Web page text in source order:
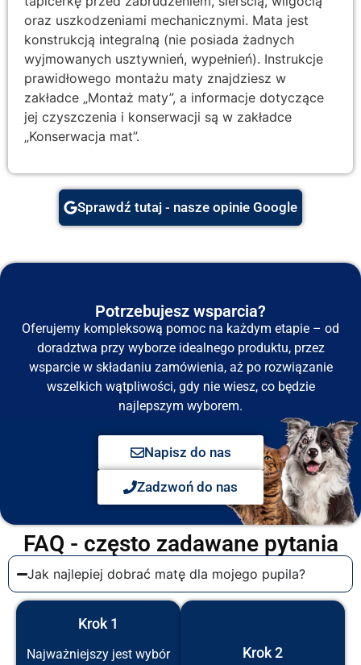
oraz uszkodzeniami mechanicznymi. Mata jest
konstrukcją integralną (nie posiada żadnych
wyjmowanych usztywnień, wypełnień). Instrukcje
prawidłowego montażu maty znajdziesz w
zakładce „Montaż maty”, a informacje dotyczące
jej czyszczenia i konserwacji są w zakładce
„Konserwacja mat”.
Sprawdź tutaj - nasze opinie Google
Potrzebujesz wsparcia?
Oferujemy kompleksową pomoc na każdym etapie – od
doradztwa przy wyborze idealnego produktu, przez
wsparcie w składaniu zamówienia, aż po rozwiązanie
wszelkich wątpliwości, gdy nie wiesz, co będzie
najlepszym wyborem.
Napisz do nas
Zadzwoń do nas
FAQ - często zadawane pytania
Jak najlepiej dobrać matę dla mojego pupila?
Krok 1
Najważniejszy jest wybór
Krok 2